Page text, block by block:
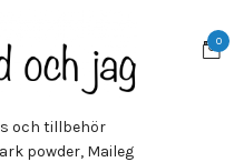
0
och tillbehör
powder, Maileg